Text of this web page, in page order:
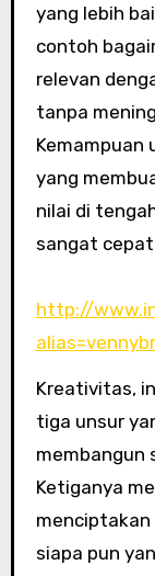
yang lebih
contoh
relevan
tanpa
Kemampuan
yang
nilai di
sangat
http://
Kreativitas,
tiga unsur
membangun
Ketiganya
menciptakan
siapa pun